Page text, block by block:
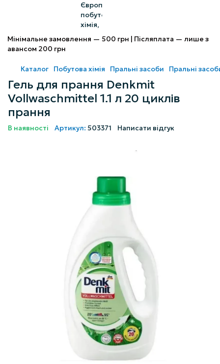
Мінімальне замовлення — 500 грн | Післяплата — лише з
авансом 200 грн
Каталог Побутова хімія Пральні засоби Пральні
Гель для прання Denkmit
Vollwaschmittel 1.1 л 20 циклів
прання
В наявності Артикул: 503371 Написати відгук